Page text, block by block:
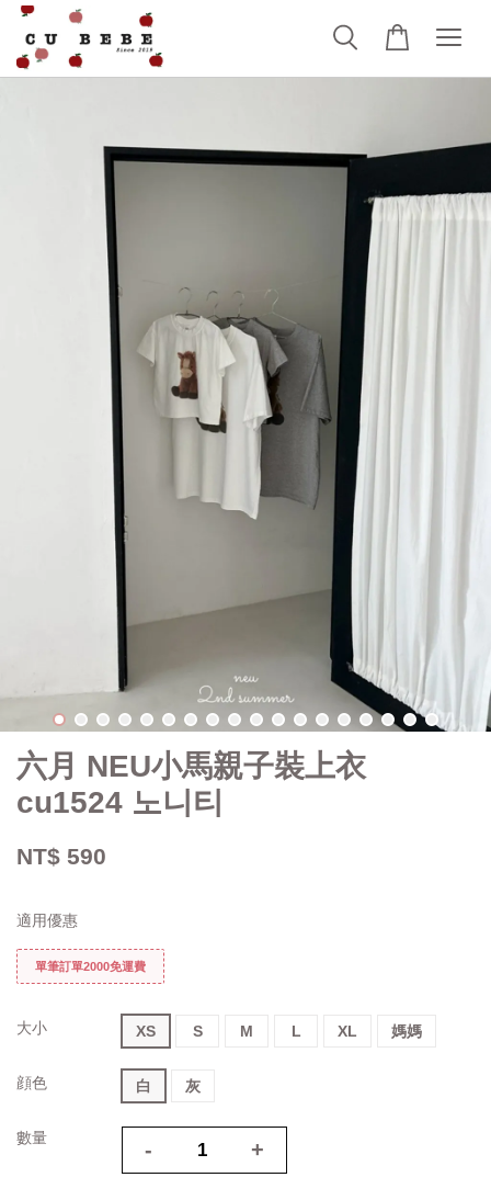
六月 NEU小馬親子裝上衣
cu1524 노니티
NT$ 590
適用優惠
單筆訂單2000免運費
大小 XS S M L XL 媽媽
顔色 白 灰
數量 - +